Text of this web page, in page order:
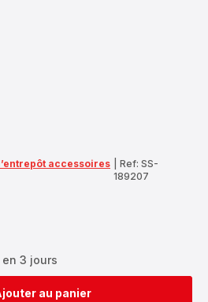
accessoires
Ref: SS-
189207
3 jours
au panier